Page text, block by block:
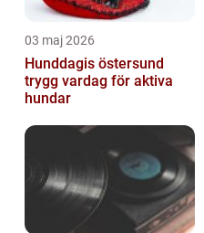
03 maj 2026
Hunddagis östersund
trygg vardag för aktiva
hundar